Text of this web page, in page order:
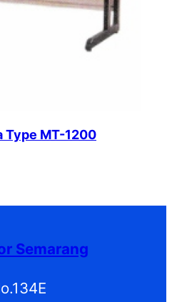
Type MT-1200
Semarang